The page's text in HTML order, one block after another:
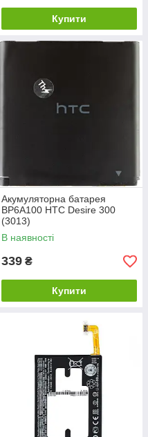
Купити
Акумуляторна батарея
BP6A100 HTC Desire 300
(3013)
В наявності
339 ₴
Купити